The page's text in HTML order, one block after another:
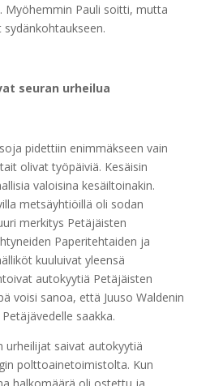
Myöhemmin Pauli soitti, mutta
seuran urheilua
pidettiin enimmäkseen vain
olivat työpäiviä. Kesäisin
valoisina kesäiltoinakin.
metsäyhtiöillä oli sodan
merkitys Petäjäisten
Paperitehtaiden ja
kuuluivat yleensä
autokyytiä Petäjäisten
voisi sanoa, että Juuso Waldenin
saakka.
urheilijat saivat autokyytiä
polttoainetoimistolta. Kun